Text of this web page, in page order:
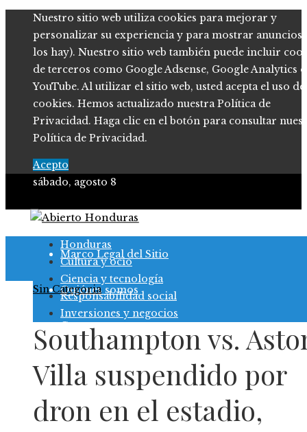
Nuestro sitio web utiliza cookies para mejorar y
personalizar su experiencia y para mostrar anuncios
los hay). Nuestro sitio web también puede incluir
de terceros como Google Adsense, Google Analytics o
YouTube. Al utilizar el sitio web, usted acepta el uso de
cookies. Hemos actualizado nuestra Política de
Privacidad. Haga clic en el botón para consultar
Política de Privacidad.
Acepto
sábado, agosto 8
Política de Privacidad
Marco Legal del Sitio
Quiénes somos
Contacto
Honduras
Cultura y ocio
Ciencia y tecnología
Responsabilidad social
Inversiones y negocios
Sin Categoria
Southampton vs.
Villa suspendido por
dron en el estadio,